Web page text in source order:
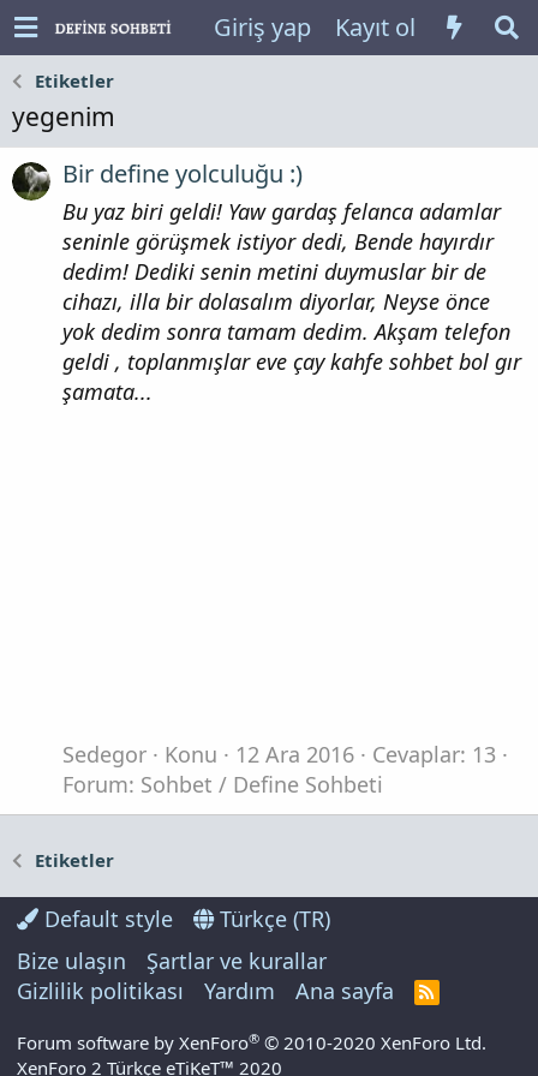
Giriş yap Kayıt ol
Etiketler
yegenim
Bir define yolculuğu :)
Bu yaz biri geldi! Yaw gardaş felanca adamlar
seninle görüşmek istiyor dedi, Bende hayırdır
dedim! Dediki senin metini duymuslar bir de
cihazı, illa bir dolasalım diyorlar, Neyse önce
yok dedim sonra tamam dedim. Akşam telefon
geldi , toplanmışlar eve çay kahfe sohbet bol gır
şamata...
Sedegor Konu 12 Ara 2016
Cevaplar: 13
Forum: Sohbet / Define Sohbeti
Etiketler
Default style
Türkçe (TR)
Bize ulaşın
Şartlar ve kurallar
Gizlilik politikası
Yardım Ana sayfa
R
S
Forum software by XenForo® © 2010-2020 XenForo Ltd.
XenForo 2 Türkçe eTiKeT™ 2020